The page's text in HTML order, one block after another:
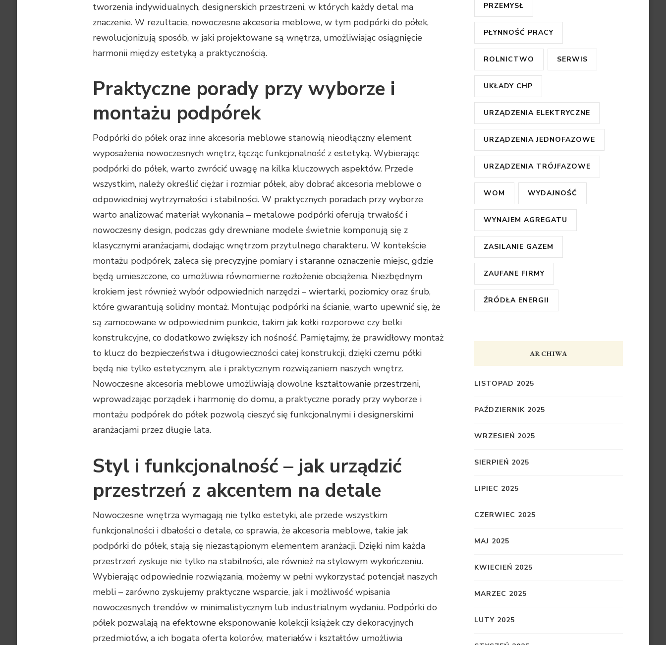
tworzenia indywidualnych, designerskich przestrzeni, w których każdy detal ma
znaczenie. W rezultacie, nowoczesne akcesoria meblowe, w tym podpórki do półek,
rewolucjonizują sposób, w jaki projektowane są wnętrza, umożliwiając osiągnięcie
harmonii między estetyką a praktycznością.
Praktyczne porady przy wyborze i
montażu podpórek
Podpórki do półek oraz inne akcesoria meblowe stanowią nieodłączny element
wyposażenia nowoczesnych wnętrz, łącząc funkcjonalność z estetyką. Wybierając
podpórki do półek, warto zwrócić uwagę na kilka kluczowych aspektów. Przede
wszystkim, należy określić ciężar i rozmiar półek, aby dobrać akcesoria meblowe o
odpowiedniej wytrzymałości i stabilności. W praktycznych poradach przy wyborze
warto analizować materiał wykonania – metalowe podpórki oferują trwałość i
nowoczesny design, podczas gdy drewniane modele świetnie komponują się z
klasycznymi aranżacjami, dodając wnętrzom przytulnego charakteru. W kontekście
montażu podpórek, zaleca się precyzyjne pomiary i staranne oznaczenie miejsc, gdzie
będą umieszczone, co umożliwia równomierne rozłożenie obciążenia. Niezbędnym
krokiem jest również wybór odpowiednich narzędzi – wiertarki, poziomicy oraz śrub,
które gwarantują solidny montaż. Montując podpórki na ścianie, warto upewnić się, że
są zamocowane w odpowiednim punkcie, takim jak kołki rozporowe czy belki
konstrukcyjne, co dodatkowo zwiększy ich nośność. Pamiętajmy, że prawidłowy montaż
to klucz do bezpieczeństwa i długowieczności całej konstrukcji, dzięki czemu półki
będą nie tylko estetycznym, ale i praktycznym rozwiązaniem naszych wnętrz.
Nowoczesne akcesoria meblowe umożliwiają dowolne kształtowanie przestrzeni,
wprowadzając porządek i harmonię do domu, a praktyczne porady przy wyborze i
montażu podpórek do półek pozwolą cieszyć się funkcjonalnymi i designerskimi
aranżacjami przez długie lata.
Styl i funkcjonalność – jak urządzić
przestrzeń z akcentem na detale
Nowoczesne wnętrza wymagają nie tylko estetyki, ale przede wszystkim
funkcjonalności i dbałości o detale, co sprawia, że akcesoria meblowe, takie jak
podpórki do półek, stają się niezastąpionym elementem aranżacji. Dzięki nim każda
przestrzeń zyskuje nie tylko na stabilności, ale również na stylowym wykończeniu.
Wybierając odpowiednie rozwiązania, możemy w pełni wykorzystać potencjał naszych
mebli – zarówno zyskujemy praktyczne wsparcie, jak i możliwość wpisania
nowoczesnych trendów w minimalistycznym lub industrialnym wydaniu. Podpórki do
półek pozwalają na efektowne eksponowanie kolekcji książek czy dekoracyjnych
przedmiotów, a ich bogata oferta kolorów, materiałów i kształtów umożliwia
PRZEMYSŁ
PŁYNNOŚĆ PRACY
ROLNICTWO SERWIS
UKŁADY CHP
URZĄDZENIA ELEKTRYCZNE
URZĄDZENIA JEDNOFAZOWE
URZĄDZENIA TRÓJFAZOWE
WOM WYDAJNOŚĆ
WYNAJEM AGREGATU
ZASILANIE GAZEM
ZAUFANE FIRMY
ŹRÓDŁA ENERGII
ARCHIWA
LISTOPAD 2025
PAŹDZIERNIK 2025
WRZESIEŃ 2025
SIERPIEŃ 2025
LIPIEC 2025
CZERWIEC 2025
MAJ 2025
KWIECIEŃ 2025
MARZEC 2025
LUTY 2025